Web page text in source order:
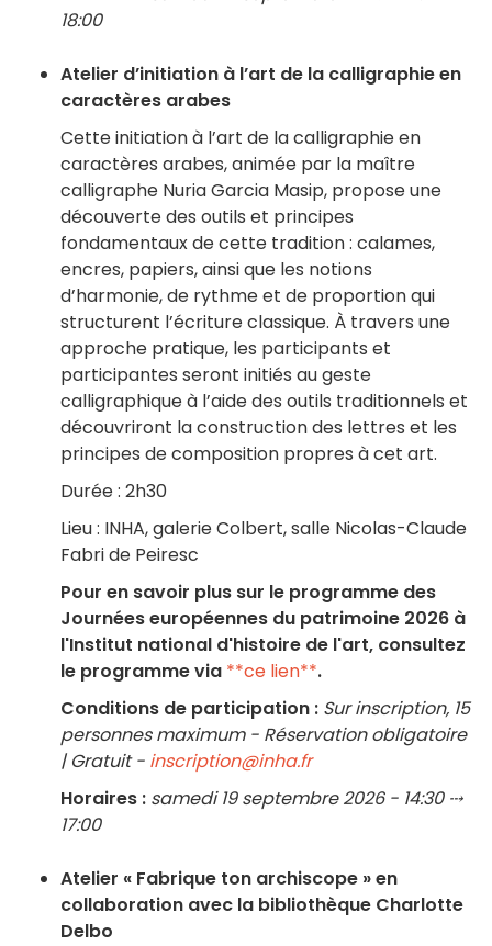
18:00
Atelier d’initiation à l’art de la calligraphie en
caractères arabes
Cette initiation à l’art de la calligraphie en
caractères arabes, animée par la maître
calligraphe Nuria Garcia Masip, propose une
découverte des outils et principes
fondamentaux de cette tradition : calames,
encres, papiers, ainsi que les notions
d’harmonie, de rythme et de proportion qui
structurent l’écriture classique. À travers une
approche pratique, les participants et
participantes seront initiés au geste
calligraphique à l’aide des outils traditionnels et
découvriront la construction des lettres et les
principes de composition propres à cet art.
Durée : 2h30
Lieu : INHA, galerie Colbert, salle Nicolas-Claude
Fabri de Peiresc
Pour en savoir plus sur le programme des
Journées européennes du patrimoine 2026 à
l'Institut national d'histoire de l'art, consultez
le programme via **ce lien**.
Conditions de participation : Sur inscription, 15
personnes maximum - Réservation obligatoire
| Gratuit - inscription@inha.fr
Horaires : samedi 19 septembre 2026 - 14:30 ⤏
17:00
Atelier « Fabrique ton archiscope » en
collaboration avec la bibliothèque Charlotte
Delbo